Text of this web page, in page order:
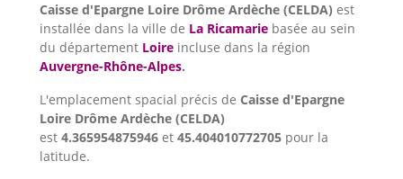
Caisse d'Epargne Loire Drôme Ardèche (CELDA) est
installée dans la ville de La Ricamarie basée au sein
du département Loire incluse dans la région
Auvergne-Rhône-Alpes.
L'emplacement spacial précis de Caisse d'Epargne
Loire Drôme Ardèche (CELDA)
est 4.365954875946 et 45.404010772705 pour la
latitude.